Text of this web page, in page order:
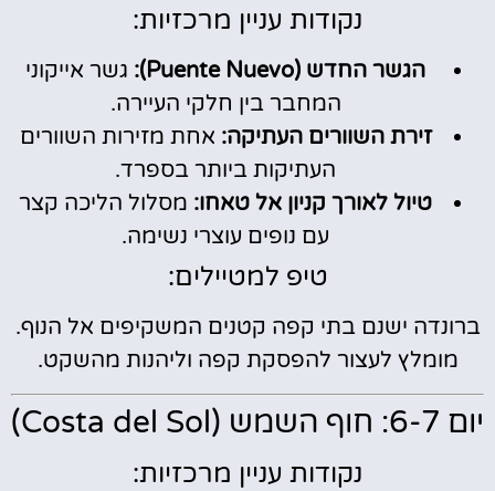
נקודות עניין מרכזיות:
הגשר החדש (Puente Nuevo):
גשר אייקוני
המחבר בין חלקי העיירה.
זירת השוורים העתיקה: אחת מזירות השוורים
העתיקות ביותר בספרד.
טיול לאורך קניון אל טאחו: מסלול הליכה קצר
עם נופים עוצרי נשימה.
טיפ למטיילים:
ברונדה ישנם בתי קפה קטנים המשקיפים אל הנוף.
מומלץ לעצור להפסקת קפה וליהנות מהשקט.
יום 6-7: חוף השמש (Costa del Sol)
נקודות עניין מרכזיות: